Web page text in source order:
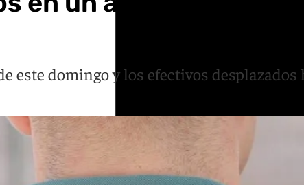
este domingo y los efectivos